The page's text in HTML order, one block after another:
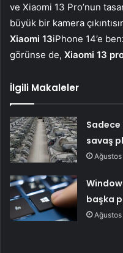
ve Xiaomi 13 Pro’nun
büyük bir kamera
Xiaomi 13iPhone 14’e
görünse de, Xiaomi 13
İlgili Makaleler
Sadece
savaş
başka